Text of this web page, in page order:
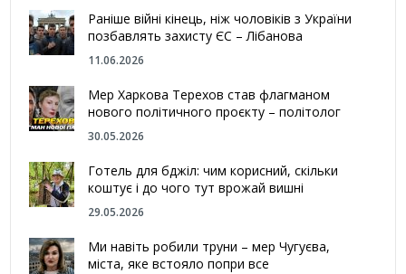
Раніше війні кінець, ніж чоловіків з України
позбавлять захисту ЄС – Лібанова
11.06.2026
Мер Харкова Терехов став флагманом
нового політичного проєкту – політолог
30.05.2026
Готель для бджіл: чим корисний, скільки
коштує і до чого тут врожай вишні
29.05.2026
Ми навіть робили труни – мер Чугуєва,
міста, яке встояло попри все